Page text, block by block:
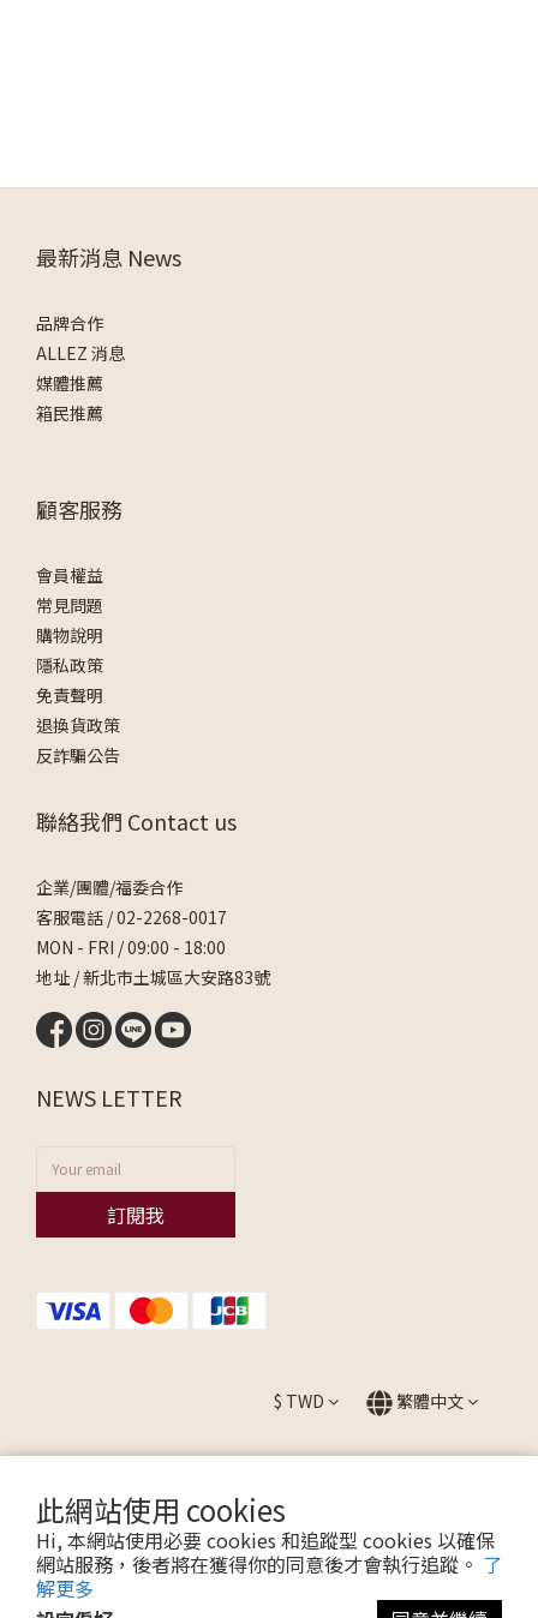
此網站使用 cookies
Hi, 本網站使用必要 cookies 和追蹤型 cookies 以確保
網站服務，後者將在獲得你的同意後才會執行追蹤。 了
解更多
最新消息 News
品牌合作
ALLEZ 消息
媒體推薦
箱民推薦
顧客服務
會員權益
常見問題
購物說明
隱私政策
免責聲明
退換貨政策
反詐騙公告
聯絡我們 Contact us
企業/團體/福委合作
客服電話 /02-2268-0017
MON - FRI / 09:00 - 18:00
地址 / 新北市土城區大安路83號
NEWS LETTER
訂閱我
$ TWD 繁體中文
提醒您，我們不會以電話或簡訊方式通知變更付款方式。
Copyright © 2026 ALLEZ. All Rights Reserved.